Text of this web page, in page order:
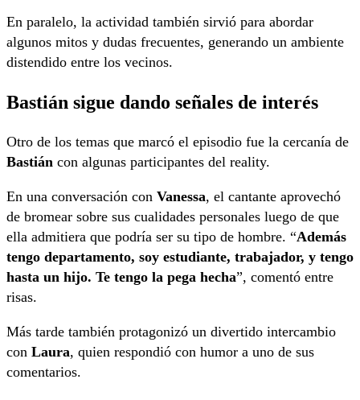
En paralelo, la actividad también sirvió para abordar
algunos mitos y dudas frecuentes, generando un ambiente
distendido entre los vecinos.
Bastián sigue dando señales de interés
Otro de los temas que marcó el episodio fue la cercanía de
Bastián con algunas participantes del reality.
En una conversación con Vanessa, el cantante aprovechó
de bromear sobre sus cualidades personales luego de que
ella admitiera que podría ser su tipo de hombre. “Además
tengo departamento, soy estudiante, trabajador, y tengo
hasta un hijo. Te tengo la pega hecha”, comentó entre
risas.
Más tarde también protagonizó un divertido intercambio
con Laura, quien respondió con humor a uno de sus
comentarios.